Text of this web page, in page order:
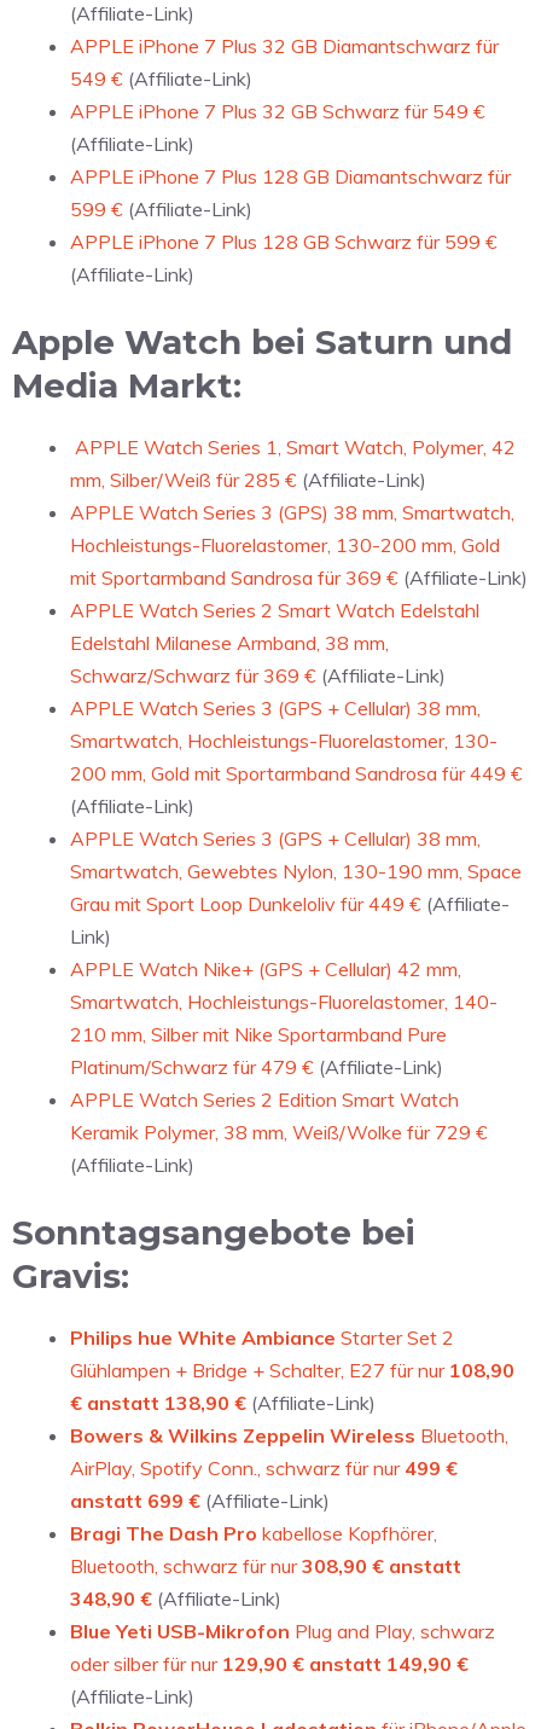
(Affiliate-Link)
APPLE iPhone 7 Plus 32 GB Diamantschwarz für
549 € (Affiliate-Link)
APPLE iPhone 7 Plus 32 GB Schwarz für 549 €
(Affiliate-Link)
APPLE iPhone 7 Plus 128 GB Diamantschwarz für
599 € (Affiliate-Link)
APPLE iPhone 7 Plus 128 GB Schwarz für 599 €
(Affiliate-Link)
Apple Watch bei Saturn und
Media Markt:
APPLE Watch Series 1, Smart Watch, Polymer, 42
mm, Silber/Weiß für 285 € (Affiliate-Link)
APPLE Watch Series 3 (GPS) 38 mm, Smartwatch,
Hochleistungs-Fluorelastomer, 130-200 mm, Gold
mit Sportarmband Sandrosa für 369 € (Affiliate-Link)
APPLE Watch Series 2 Smart Watch Edelstahl
Edelstahl Milanese Armband, 38 mm,
Schwarz/Schwarz für 369 € (Affiliate-Link)
APPLE Watch Series 3 (GPS + Cellular) 38 mm,
Smartwatch, Hochleistungs-Fluorelastomer, 130-
200 mm, Gold mit Sportarmband Sandrosa für 449 €
(Affiliate-Link)
APPLE Watch Series 3 (GPS + Cellular) 38 mm,
Smartwatch, Gewebtes Nylon, 130-190 mm, Space
Grau mit Sport Loop Dunkeloliv für 449 € (Affiliate-
Link)
APPLE Watch Nike+ (GPS + Cellular) 42 mm,
Smartwatch, Hochleistungs-Fluorelastomer, 140-
210 mm, Silber mit Nike Sportarmband Pure
Platinum/Schwarz für 479 € (Affiliate-Link)
APPLE Watch Series 2 Edition Smart Watch
Keramik Polymer, 38 mm, Weiß/Wolke für 729 €
(Affiliate-Link)
Sonntagsangebote bei
Gravis:
Philips hue White Ambiance Starter Set 2
Glühlampen + Bridge + Schalter, E27 für nur108,90
€ anstatt 138,90 € (Affiliate-Link)
Bowers & Wilkins Zeppelin Wireless Bluetooth,
AirPlay, Spotify Conn., schwarz für nur 499 €
anstatt 699 € (Affiliate-Link)
Bragi The Dash Pro kabellose Kopfhörer,
Bluetooth, schwarz für nur308,90 € anstatt
348,90 € (Affiliate-Link)
Blue Yeti USB-Mikrofon Plug and Play, schwarz
oder silber für nur129,90 € anstatt 149,90 €
(Affiliate-Link)